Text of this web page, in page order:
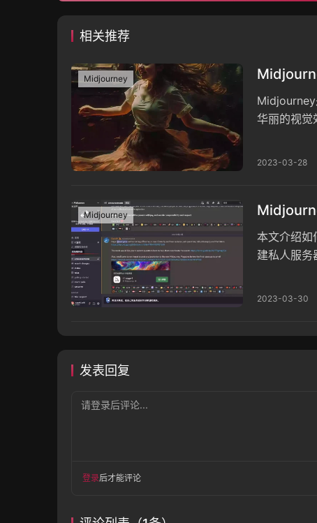
相关推荐
Midjourney
Midjourney
华丽的视觉
2023-03-28
Midjourney
本文介绍
建私人服
2023-03-30
发表回复
请登录后评论...
登录后才能评论